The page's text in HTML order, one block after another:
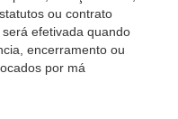
ou contrato
efetivada quando
encerramento ou
por má